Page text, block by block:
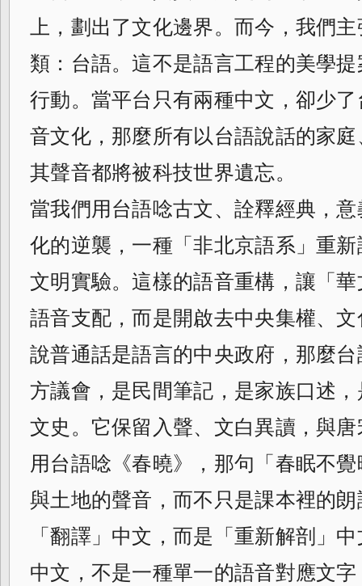
上，劃出了文化邊界。而今，我們
類：台語。這不是語言工程的美學
行動。當平台只有兩種中文，卻少
音文化，那麼所有以台語說話的家
其聲音都將被科技世界遺忘。
當我們用台語唸古文、詮釋經典，
化的逆襲，一種「非北京語系」重
文明實驗。這樣的語音重構，讓「
語音支配，而是開啟去中央集權、
說普通話是語言的中央政府，那麼
方議會，是民間筆記，是家族口述
文史。它保留入聲、文白異讀，與
用台語唸《春曉》，那句「春眠不
與土地的聲音，而不只是課本裡的
「翻譯」中文，而是「重新解剖」
中文，不是一種單一的語音對應文